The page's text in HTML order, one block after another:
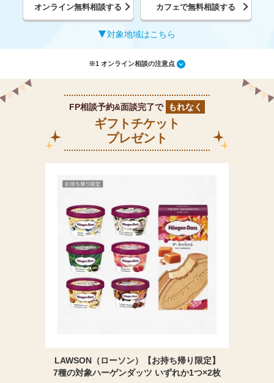
オンライン無料相談する カフェで無料相談する
対象地域はこちら
※1 オンライン相談の注意点
FP相談予約&面談完了で もれなく
ギフトチケット
プレゼント
LAWSON（ローソン）【お持ち帰り限定】
7種の対象ハーゲンダッツ いずれか1つ×2枚